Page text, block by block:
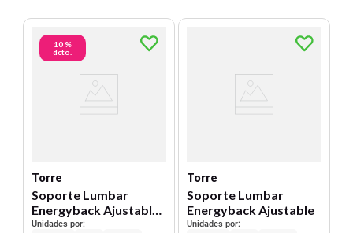
10 %
dcto.
Torre
Soporte Lumbar
Energyback Ajustable
Pro
Unidades por:
Torre
Soporte Lumbar
Energyback Ajustable
Unidades por: